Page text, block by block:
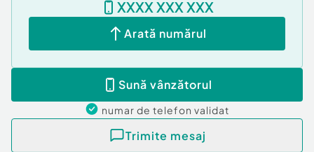
Cod ofertă / ID BLITZ: P175032
Id intern: P175032
Număr niveluri imobil:1
Nr. locuri parcare:4
Utilități: Curent
XXXX XXX XXX
Arată numărul
Sună vânzătorul
numar de telefon validat
Trimite mesaj